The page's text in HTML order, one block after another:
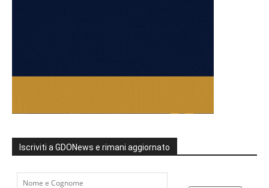
Iscriviti a GDONews e rimani aggiornato